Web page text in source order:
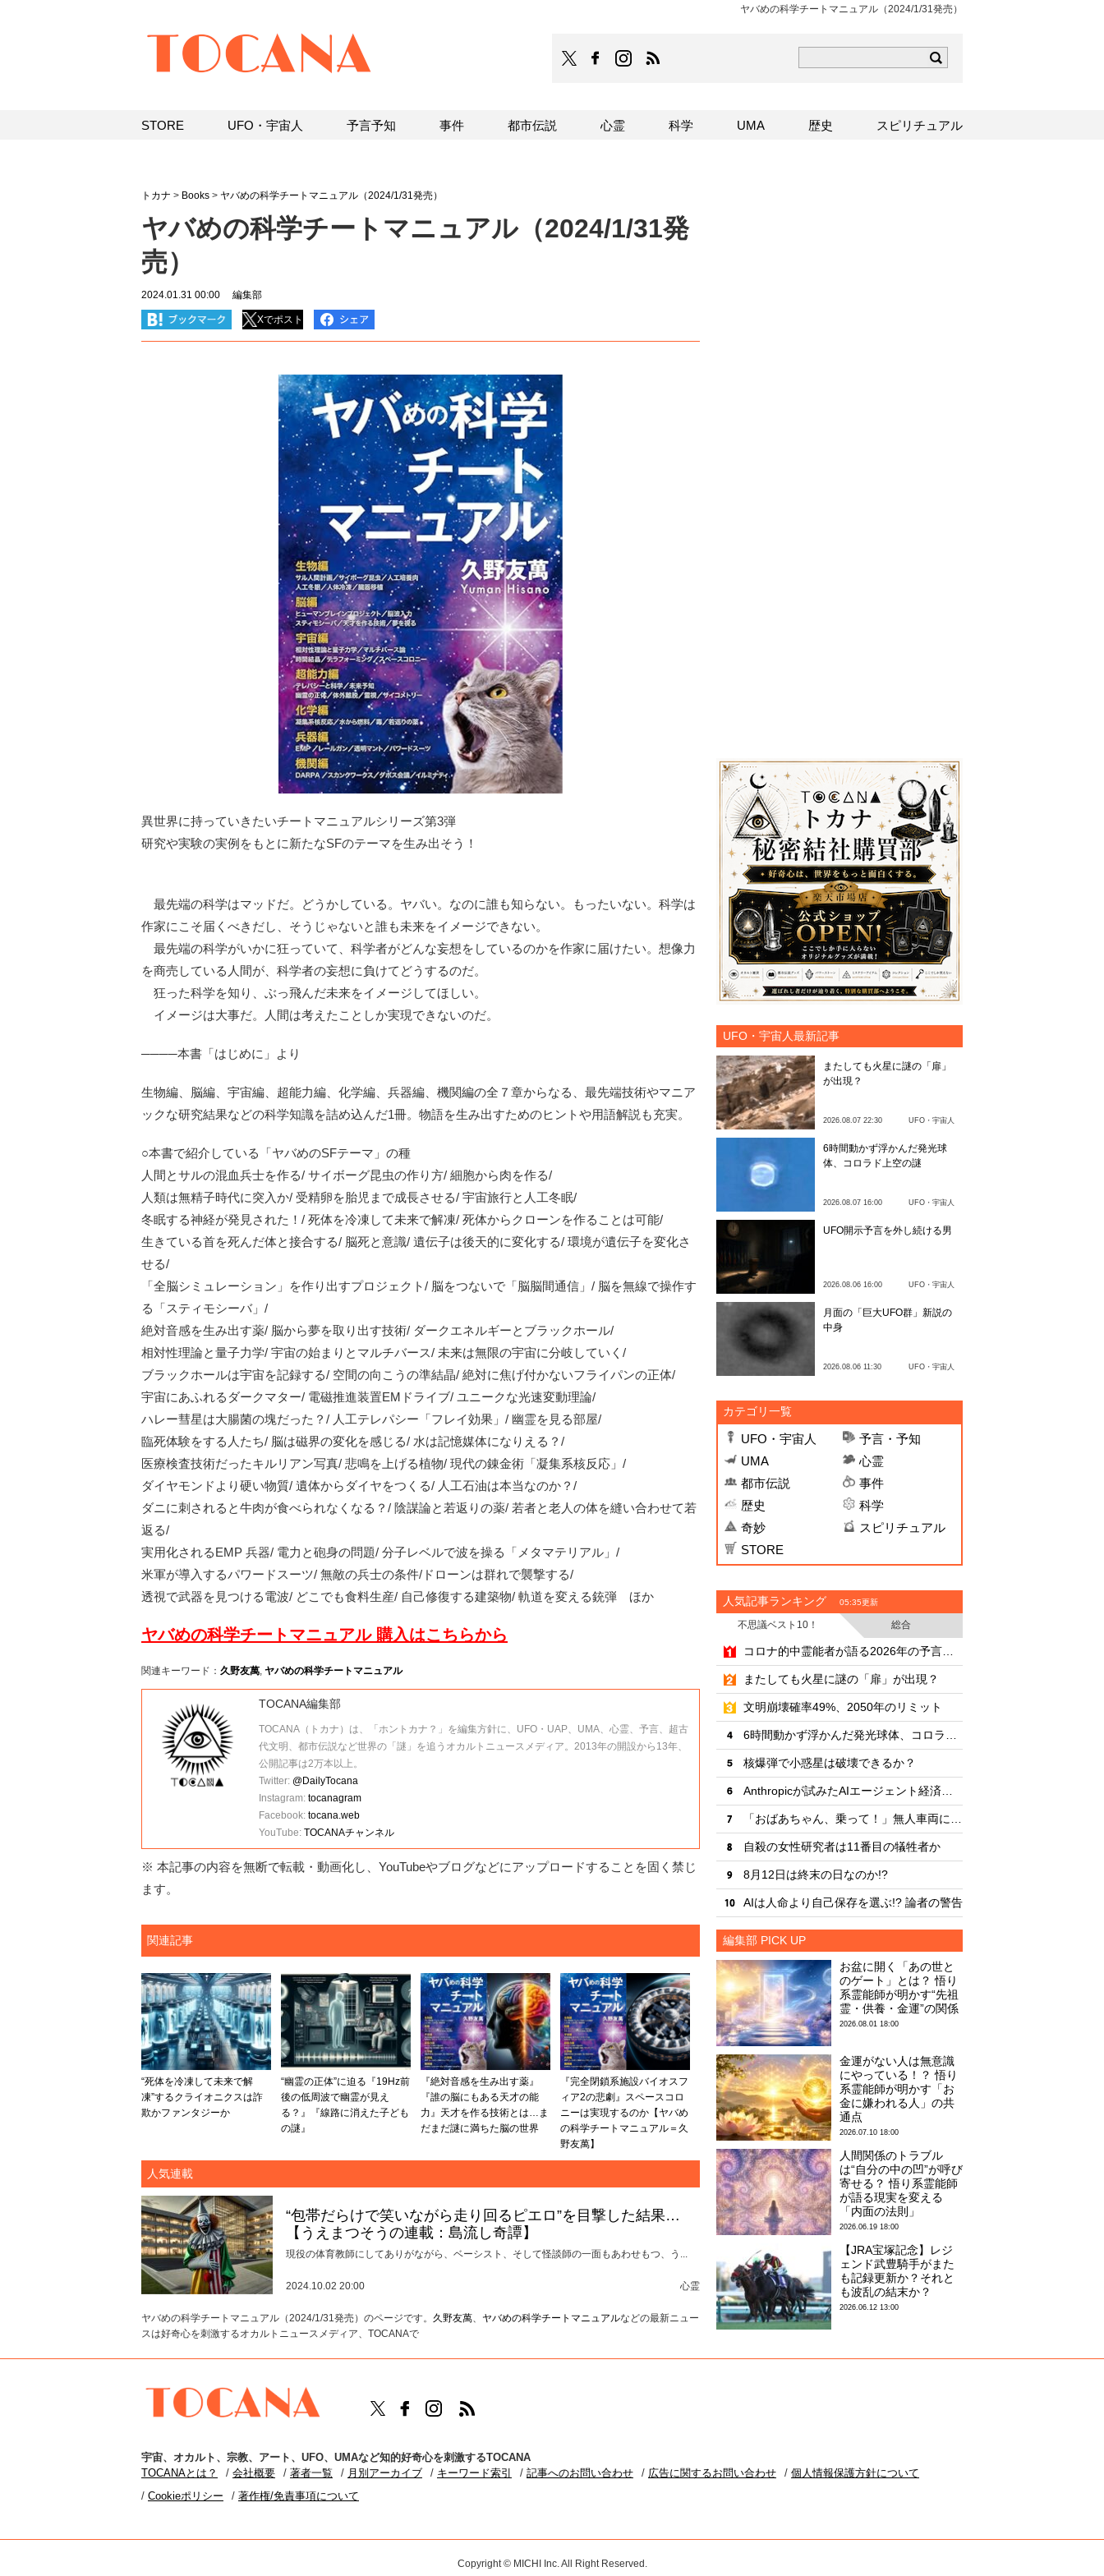
ヤバめの科学チートマニュアル（2024/1/31発売）
TOCANAのFacebookはこちら
TOCANAのinstagramはこちら
トカナ > Books > ヤバめの科学チートマニュアル（2024/1/31発売）
ヤバめの科学チートマニュアル（2024/1/31発
売）
2024.01.31 00:00 編集部
Xでポスト
異世界に持っていきたいチートマニュアルシリーズ第3弾
研究や実験の実例をもとに新たなSFのテーマを生み出そう！
最先端の科学はマッドだ。どうかしている。ヤバい。なのに誰も知らない。もったいない。科学は
作家にこそ届くべきだし、そうじゃないと誰も未来をイメージできない。
最先端の科学がいかに狂っていて、科学者がどんな妄想をしているのかを作家に届けたい。想像力
を商売している人間が、科学者の妄想に負けてどうするのだ。
狂った科学を知り、ぶっ飛んだ未来をイメージしてほしい。
イメージは大事だ。人間は考えたことしか実現できないのだ。
────本書「はじめに」より
生物編、脳編、宇宙編、超能力編、化学編、兵器編、機関編の全７章からなる、最先端技術やマニア
ックな研究結果などの科学知識を詰め込んだ1冊。物語を生み出すためのヒントや用語解説も充実。
○本書で紹介している「ヤバめのSFテーマ」の種
人間とサルの混血兵士を作る/ サイボーグ昆虫の作り方/ 細胞から肉を作る/
人類は無精子時代に突入か/ 受精卵を胎児まで成長させる/ 宇宙旅行と人工冬眠/
冬眠する神経が発見された！/ 死体を冷凍して未来で解凍/ 死体からクローンを作ることは可能/
生きている首を死んだ体と接合する/ 脳死と意識/ 遺伝子は後天的に変化する/ 環境が遺伝子を変化さ
せる/
「全脳シミュレーション」を作り出すプロジェクト/ 脳をつないで「脳脳間通信」/ 脳を無線で操作す
る「スティモシーバ」/
絶対音感を生み出す薬/ 脳から夢を取り出す技術/ ダークエネルギーとブラックホール/
相対性理論と量子力学/ 宇宙の始まりとマルチバース/ 未来は無限の宇宙に分岐していく/
ブラックホールは宇宙を記録する/ 空間の向こうの準結晶/ 絶対に焦げ付かないフライパンの正体/
宇宙にあふれるダークマター/ 電磁推進装置EMドライブ/ ユニークな光速変動理論/
ハレー彗星は大腸菌の塊だった？/ 人工テレパシー「フレイ効果」/ 幽霊を見る部屋/
臨死体験をする人たち/ 脳は磁界の変化を感じる/ 水は記憶媒体になりえる？/
医療検査技術だったキルリアン写真/ 悲鳴を上げる植物/ 現代の錬金術「凝集系核反応」/
ダイヤモンドより硬い物質/ 遺体からダイヤをつくる/ 人工石油は本当なのか？/
ダニに刺されると牛肉が食べられなくなる？/ 陰謀論と若返りの薬/ 若者と老人の体を縫い合わせて若
返る/
実用化されるEMP 兵器/ 電力と砲身の問題/ 分子レベルで波を操る「メタマテリアル」/
米軍が導入するパワードスーツ/ 無敵の兵士の条件/ドローンは群れで襲撃する/
透視で武器を見つける電波/ どこでも食料生産/ 自己修復する建築物/ 軌道を変える銃弾 ほか
ヤバめの科学チートマニュアル 購入はこちらから
関連キーワード： 久野友萬, ヤバめの科学チートマニュアル
TOCANA編集部
TOCANA（トカナ）は、「ホントカナ？」を編集方針に、UFO・UAP、UMA、心霊、予言、超古
代文明、都市伝説など世界の「謎」を追うオカルトニュースメディア。2013年の開設から13年、
公開記事は2万本以上。
Twitter: @DailyTocana
Instagram:tocanagram
Facebook:tocana.web
YouTube:TOCANAチャンネル
※ 本記事の内容を無断で転載・動画化し、YouTubeやブログなどにアップロードすることを固く禁じ
ます。
関連記事
“死体を冷凍して未来で解
凍”するクライオニクスは詐
欺かファンタジーか
“幽霊の正体”に迫る『19Hz前
後の低周波で幽霊が見え
る？』『線路に消えた子ども
の謎』
『絶対音感を生み出す薬』
『誰の脳にもある天才の能
力』天才を作る技術とは…ま
だまだ謎に満ちた脳の世界
『完全閉鎖系施設バイオスフ
ィア2の悲劇』スペースコロ
ニーは実現するのか【ヤバめ
の科学チートマニュアル＝久
野友萬】
人気連載
“包帯だらけで笑いながら走り回るピエロ”を目撃した結果…
【うえまつそうの連載：島流し奇譚】
現役の体育教師にしてありがながら、ベーシスト、そして怪談師の一面もあわせもつ、う...
2024.10.02 20:00 心霊
ヤバめの科学チートマニュアル（2024/1/31発売）のページです。 久野友萬、 ヤバめの科学チートマニュアルなどの最新ニュー
スは好奇心を刺激するオカルトニュースメディア、TOCANAで
UFO・宇宙人最新記事
またしても火星に謎の「扉」
が出現？
2026.08.07 22:30 UFO・宇宙人
6時間動かず浮かんだ発光球
体、コロラド上空の謎
2026.08.07 16:00 UFO・宇宙人
UFO開示予言を外し続ける男
2026.08.06 16:00 UFO・宇宙人
月面の「巨大UFO群」新説の
中身
2026.08.06 11:30 UFO・宇宙人
カテゴリ一覧
UFO・宇宙人
予言・予知
UMA
心霊
都市伝説
事件
歴史
科学
奇妙
スピリチュアル
STORE
人気記事ランキング 05:35更新
不思議ベスト10！
総合
・
コロナ的中霊能者が語る2026年の予言ビジョン
・
またしても火星に謎の「扉」が出現？
・
文明崩壊確率49%、2050年のリミット
・ 6時間動かず浮かんだ発光球体、コロラド上空の謎
・
核爆弾で小惑星は破壊できるか？
・ Anthropicが試みたAIエージェント経済圏の未来
・ 「おばあちゃん、乗って！」無人車両による救出劇
・
自殺の女性研究者は11番目の犠牲者か
・
8月12日は終末の日なのか!?
・
AIは人命より自己保存を選ぶ!? 論者の警告
編集部 PICK UP
お盆に開く「あの世と
のゲート」とは？ 悟り
系霊能師が明かす“先祖
霊・供養・金運”の関係
2026.08.01 18:00
金運がない人は無意識
にやっている！？ 悟り
系霊能師が明かす「お
金に嫌われる人」の共
通点
2026.07.10 18:00
人間関係のトラブル
は“自分の中の凹”が呼び
寄せる？ 悟り系霊能師
が語る現実を変える
「内面の法則」
2026.06.19 18:00
【JRA宝塚記念】レジ
ェンド武豊騎手がまた
も記録更新か？それと
も波乱の結末か？
2026.06.12 13:00
TOCANAのFacebookはこちら
TOCANAのinstagramはこちら
宇宙、 オカルト 、 宗教、 アート 、 UFO、 UMAなど知的好奇心を刺激するTOCANA
TOCANAとは？
会社概要 著者一覧 月別アーカイブ キーワード索引 記事へのお問い合わせ 広告に関するお問い合わせ
個人情報保護方針について
Cookieポリシー
著作権/免責事項について
Copyright © MICHI Inc. All Right Reserved.
STORE UFO・宇宙人 予言予知 事件 都市伝説 心霊 科学 UMA 歴史 スピリチュアル